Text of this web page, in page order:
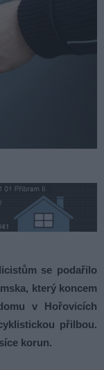
se podařilo
který koncem
v Hořovicích
přilbou.
korun.